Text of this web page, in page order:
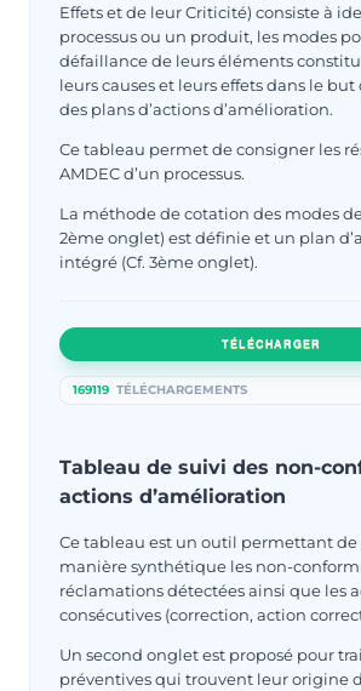
Effets et de leur Criticité) consiste à
processus ou un produit, les modes
défaillance de leurs éléments
leurs causes et leurs effets dans le
des plans d’actions d’amélioration.
Ce tableau permet de consigner les
AMDEC d’un processus.
La méthode de cotation des modes
2ème onglet) est définie et un plan
intégré (Cf. 3ème onglet).
TÉLÉCHARGER
169119 TÉLÉCHARGEMENTS
Tableau de suivi des non-
actions d’amélioration
Ce tableau est un outil permettant de
manière synthétique les non-
réclamations détectées ainsi que les
consécutives (correction, action
Un second onglet est proposé pour
préventives qui trouvent leur origine